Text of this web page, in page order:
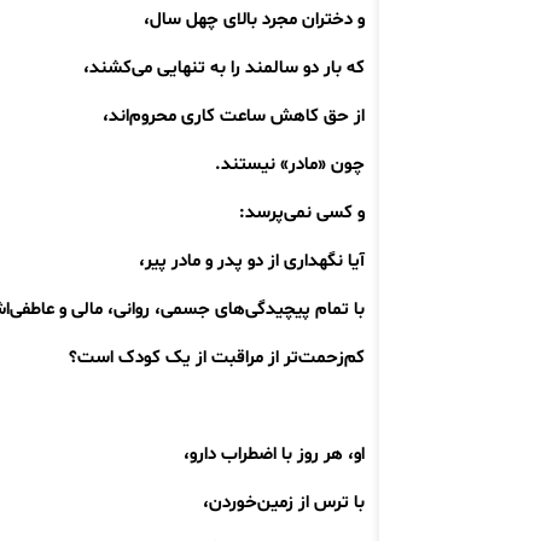
و دختران مجرد بالای چهل سال،
که بار دو سالمند را به تنهایی می‌کشند،
از حق کاهش ساعت کاری محروم‌اند،
چون «مادر» نیستند.
و کسی نمی‌پرسد:
آیا نگهداری از دو پدر و مادر پیر،
با تمام پیچیدگی‌های جسمی، روانی، مالی و
کم‌زحمت‌تر از مراقبت از یک کودک است؟
او، هر روز با اضطراب دارو،
با ترس از زمین‌خوردن،